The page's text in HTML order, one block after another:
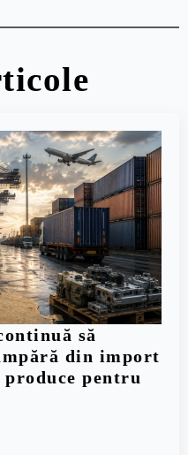
să
din import
pentru